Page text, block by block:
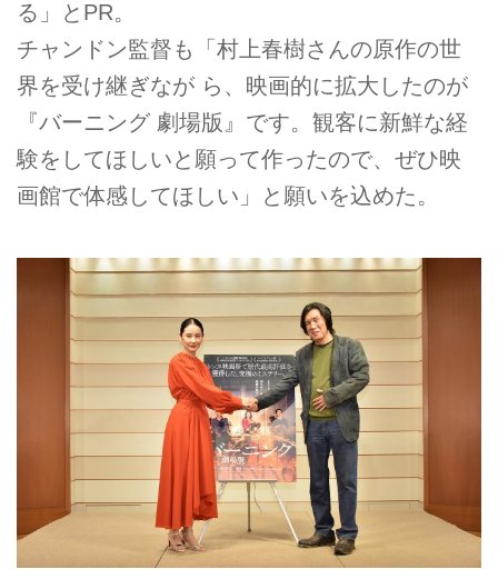
る」とPR。
チャンドン監督も「村上春樹さんの原作の世
界を受け継ぎなが ら、映画的に拡大したのが
『バーニング 劇場版』です。観客に新鮮な経
験をしてほしいと願って作ったので、ぜひ映
画館で体感してほしい」と願いを込めた。